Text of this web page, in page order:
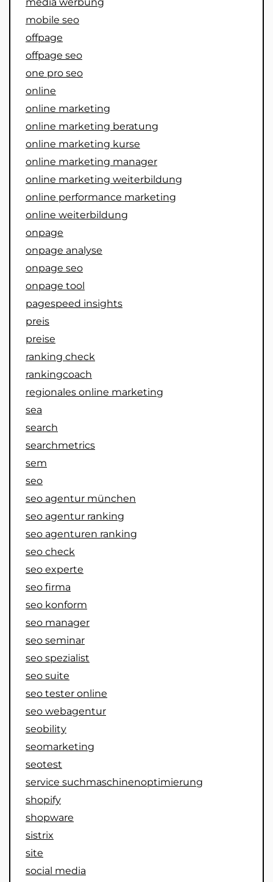
mobile seo
offpage
offpage seo
one pro seo
online
online marketing
online marketing beratung
online marketing kurse
online marketing manager
online marketing weiterbildung
online performance marketing
online weiterbildung
onpage
onpage analyse
onpage seo
onpage tool
pagespeed insights
preis
preise
ranking check
rankingcoach
regionales online marketing
sea
search
searchmetrics
sem
seo
seo agentur münchen
seo agentur ranking
seo agenturen ranking
seo check
seo experte
seo firma
seo konform
seo manager
seo seminar
seo spezialist
seo suite
seo tester online
seo webagentur
seobility
seomarketing
seotest
service suchmaschinenoptimierung
shopify
shopware
sistrix
site
social media